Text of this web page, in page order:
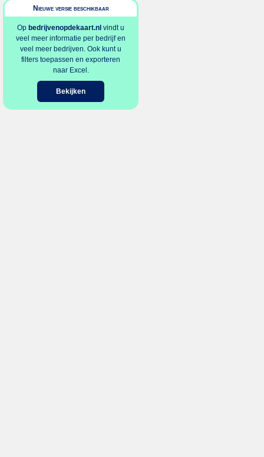
Nieuwe versie beschikbaar
Op bedrijvenopdekaart.nl vindt u
veel meer informatie per bedrijf en
veel meer bedrijven. Ook kunt u
filters toepassen en exporteren
naar Excel.
Bekijken